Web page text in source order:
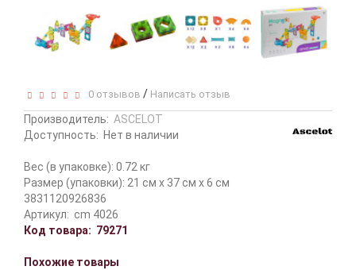
0 отзывов / Написать отзыв
Производитель: ASCELOT
Доступность: Нет в наличии
Вес (в упаковке): 0.72 кг
Размер (упаковки): 21 см x 37 см x 6 см
3831120926836
Артикул: сm 4026
Код товара: 79271
Похожие товары